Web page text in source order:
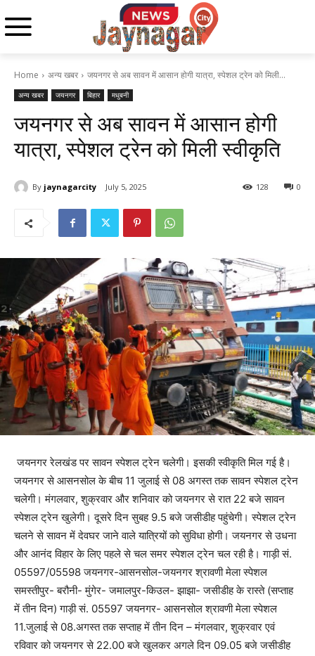
Home अन्य खबर जयनगर से अब सावन में आसान होगी यात्रा, स्पेशल ट्रेन को मिली...
अन्य खबर जयनगर बिहार मधुबनी
जयनगर से अब सावन में आसान होगी
यात्रा, स्पेशल ट्रेन को मिली स्वीकृति
By jaynagarcity July 5, 2025 0
128
जयनगर रेलखंड पर सावन स्पेशल ट्रेन चलेगी। इसकी स्वीकृति मिल गई है।
जयनगर से आसनसोल के बीच 11 जुलाई से 08 अगस्त तक सावन स्पेशल ट्रेन
चलेगी। मंगलवार, शुक्रवार और शनिवार को जयनगर से रात 22 बजे सावन
स्पेशल ट्रेन खुलेगी। दूसरे दिन सुबह 9.5 बजे जसीडीह पहुंचेगी। स्पेशल ट्रेन
चलने से सावन में देवघर जाने वाले यात्रियों को सुविधा होगी। जयनगर से उधना
और आनंद विहार के लिए पहले से चल समर स्पेशल ट्रेन चल रही है। गाड़ी सं.
05597/05598 जयनगर-आसनसोल-जयनगर श्रावणी मेला स्पेशल
समस्तीपुर- बरौनी- मुंगेर- जमालपुर-किउल- झाझा- जसीडीह के रास्ते (सप्ताह
में तीन दिन) गाड़ी सं. 05597 जयनगर- आसनसोल श्रावणी मेला स्पेशल
11.जुलाई से 08.अगस्त तक सप्ताह में तीन दिन – मंगलवार, शुक्रवार एवं
रविवार को जयनगर से 22.00 बजे खुलकर अगले दिन 09.05 बजे जसीडीह